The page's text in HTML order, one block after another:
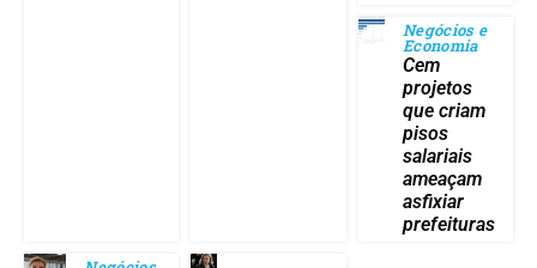
Negócios e
Economia
Cem
projetos
que criam
pisos
salariais
ameaçam
asfixiar
prefeituras